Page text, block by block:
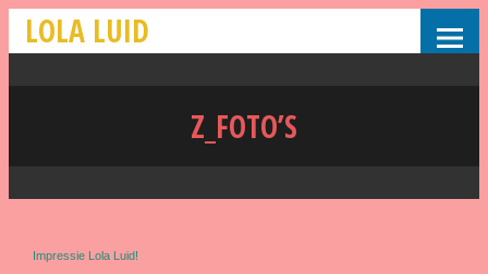
LOLA LUID
Z_FOTO’S
Impressie Lola Luid!